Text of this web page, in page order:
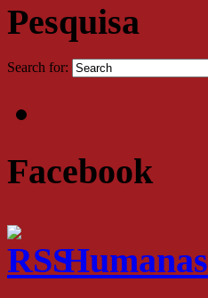
Pesquisa
Search for:
Facebook
Humanas